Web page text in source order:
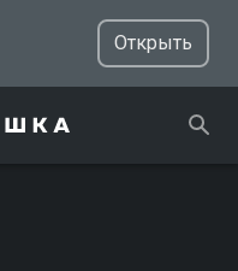
Открыть